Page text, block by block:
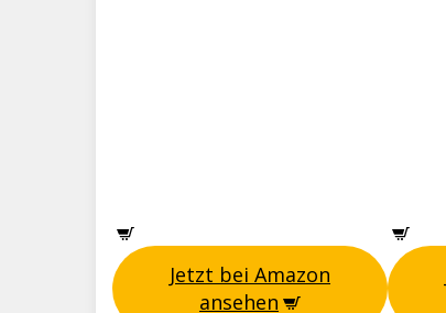
Jetzt bei Amazon
ansehen